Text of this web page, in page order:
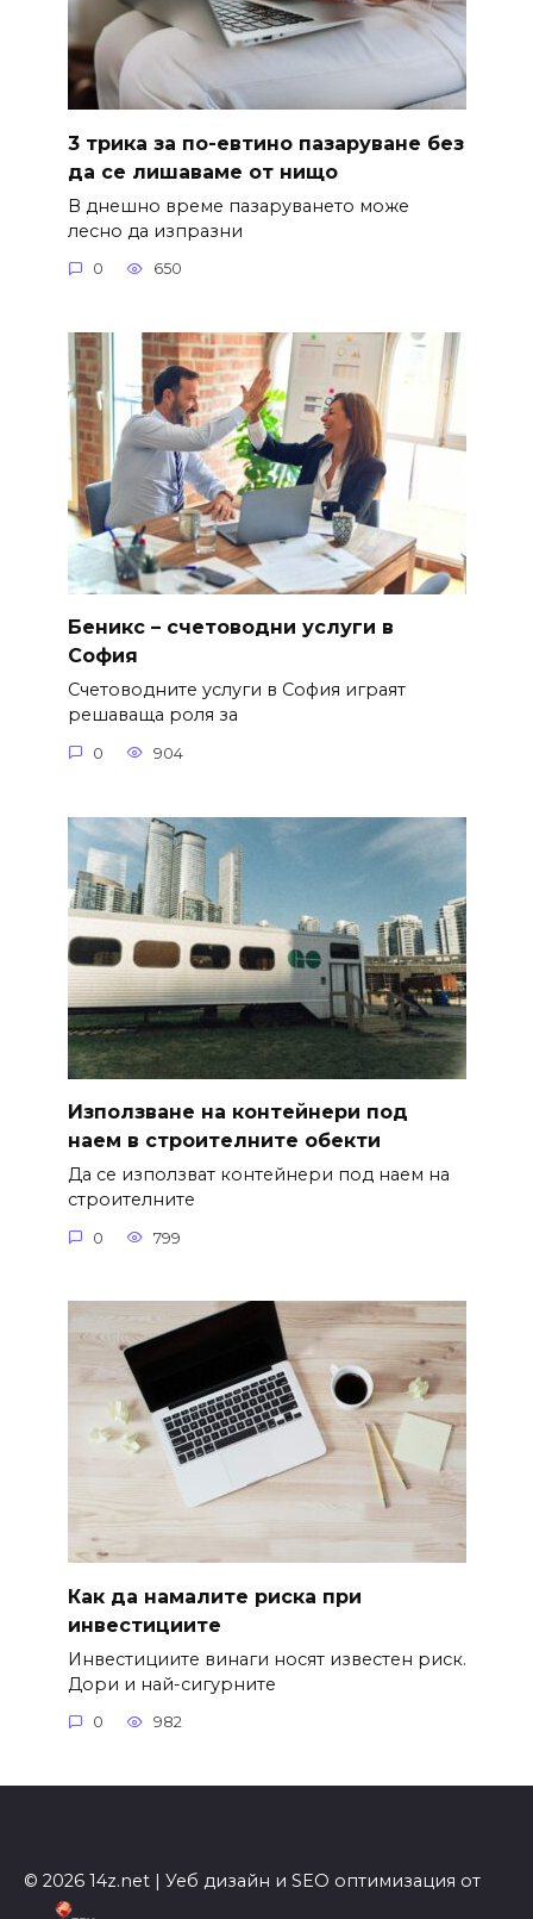
3 трика за по-евтино пазаруване без
да се лишаваме от нищо
В днешно време пазаруването може
лесно да изпразни
0 650
Беникс – счетоводни услуги в
София
Счетоводните услуги в София играят
решаваща роля за
0 904
Използване на контейнери под
наем в строителните обекти
Да се използват контейнери под наем на
строителните
0 799
Как да намалите риска при
инвестициите
Инвестициите винаги носят известен риск.
Дори и най-сигурните
0 982
© 2026 14z.net | Уеб дизайн и SEO оптимизация от